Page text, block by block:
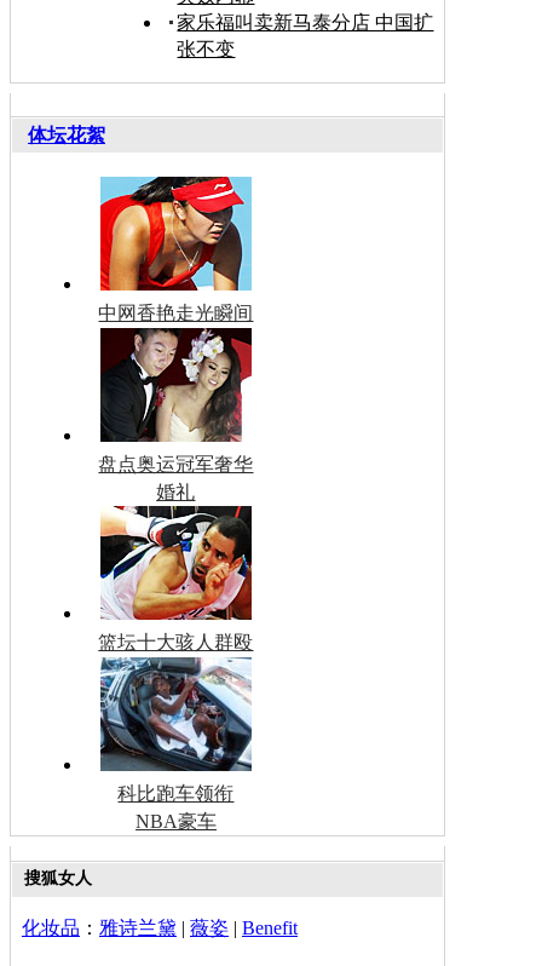
家乐福叫卖新马泰分店 中国扩
张不变
体坛花絮
中网香艳走光瞬间
盘点奥运冠军奢华
婚礼
篮坛十大骇人群殴
科比跑车领衔
NBA豪车
搜狐女人
化妆品 ： 雅诗兰黛 | 薇姿 | Benefit